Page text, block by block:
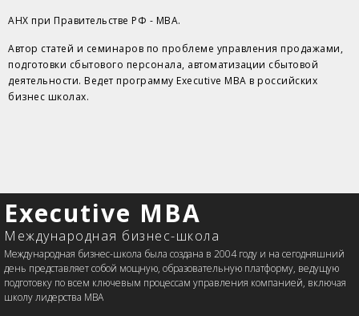
АНХ при Правительстве РФ - MBA.
Автор статей и семинаров по проблеме управления продажами,
подготовки сбытового персонала, автоматизации сбытовой
деятельности. Ведет программу Executive MBA в российских
бизнес школах.
Executive MBA
Международная бизнес-школа
Международная бизнес-школа была создана в 2004 году и на сегодняшний
день представляет собой мощную, образовательную платформу, ведущую
подготовку по всем ключевым процессам управления компанией, включая
школу лидерства MBA